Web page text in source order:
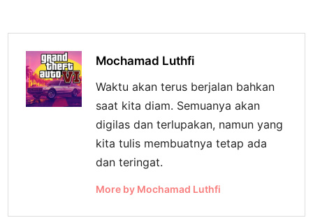
Mochamad Luthfi
Waktu akan terus berjalan bahkan
saat kita diam. Semuanya akan
digilas dan terlupakan, namun yang
kita tulis membuatnya tetap ada
dan teringat.
More by Mochamad Luthfi